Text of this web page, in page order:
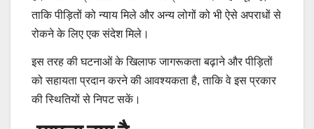
ताकि पीड़ितों को न्याय मिले और अन्य लोगों को भी ऐसे अपराधों से
रोकने के लिए एक संदेश मिले।
इस तरह की घटनाओं के खिलाफ जागरूकता बढ़ाने और पीड़ितों
को सहायता प्रदान करने की आवश्यकता है, ताकि वे इस प्रकार
की स्थितियों से निपट सकें।